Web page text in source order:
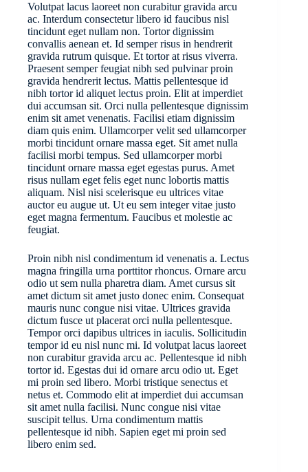
Volutpat lacus laoreet non curabitur gravida arcu
ac. Interdum consectetur libero id faucibus nisl
tincidunt eget nullam non. Tortor dignissim
convallis aenean et. Id semper risus in hendrerit
gravida rutrum quisque. Et tortor at risus viverra.
Praesent semper feugiat nibh sed pulvinar proin
gravida hendrerit lectus. Mattis pellentesque id
nibh tortor id aliquet lectus proin. Elit at imperdiet
dui accumsan sit. Orci nulla pellentesque dignissim
enim sit amet venenatis. Facilisi etiam dignissim
diam quis enim. Ullamcorper velit sed ullamcorper
morbi tincidunt ornare massa eget. Sit amet nulla
facilisi morbi tempus. Sed ullamcorper morbi
tincidunt ornare massa eget egestas purus. Amet
risus nullam eget felis eget nunc lobortis mattis
aliquam. Nisl nisi scelerisque eu ultrices vitae
auctor eu augue ut. Ut eu sem integer vitae justo
eget magna fermentum. Faucibus et molestie ac
feugiat.
Proin nibh nisl condimentum id venenatis a. Lectus
magna fringilla urna porttitor rhoncus. Ornare arcu
odio ut sem nulla pharetra diam. Amet cursus sit
amet dictum sit amet justo donec enim. Consequat
mauris nunc congue nisi vitae. Ultrices gravida
dictum fusce ut placerat orci nulla pellentesque.
Tempor orci dapibus ultrices in iaculis. Sollicitudin
tempor id eu nisl nunc mi. Id volutpat lacus laoreet
non curabitur gravida arcu ac. Pellentesque id nibh
tortor id. Egestas dui id ornare arcu odio ut. Eget
mi proin sed libero. Morbi tristique senectus et
netus et. Commodo elit at imperdiet dui accumsan
sit amet nulla facilisi. Nunc congue nisi vitae
suscipit tellus. Urna condimentum mattis
pellentesque id nibh. Sapien eget mi proin sed
libero enim sed.